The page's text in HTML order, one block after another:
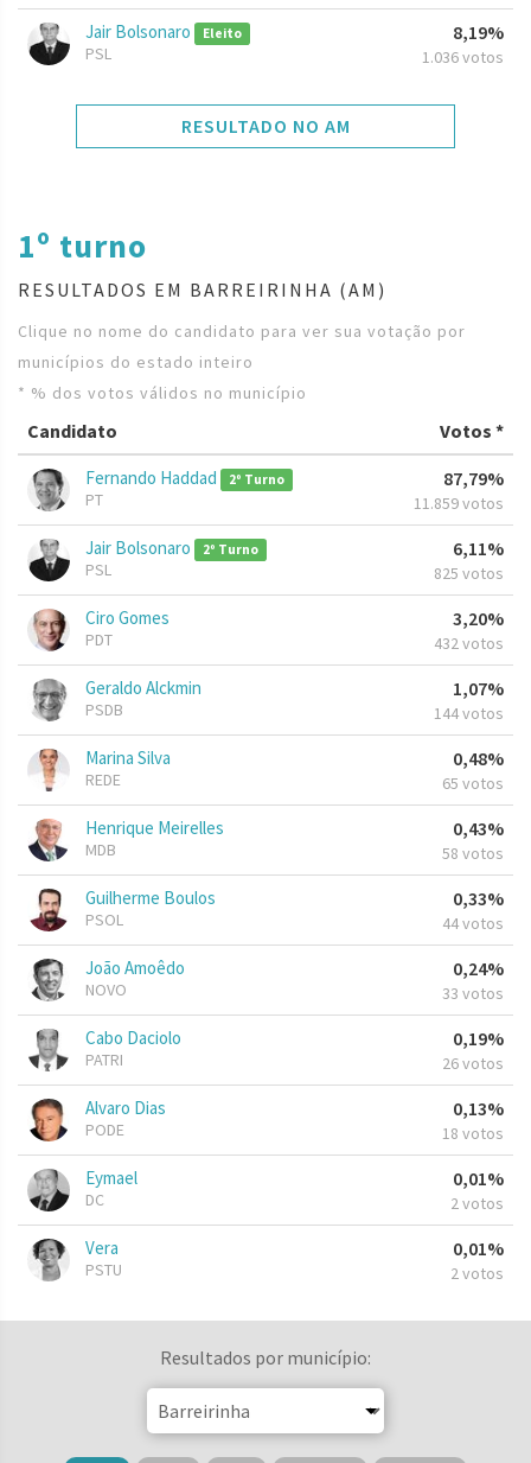
Jair Bolsonaro Eleito
PSL
8,19%
1.036 votos
RESULTADO NO AM
1º turno
RESULTADOS EM BARREIRINHA (AM)
Clique no nome do candidato para ver sua votação por
municípios do estado inteiro
* % dos votos válidos no município
Candidato Votos *
Fernando Haddad 2º Turno
PT
87,79%
11.859 votos
Jair Bolsonaro 2º Turno
PSL
6,11%
825 votos
Ciro Gomes
PDT
3,20%
432 votos
Geraldo Alckmin
PSDB
1,07%
144 votos
Marina Silva
REDE
0,48%
65 votos
Henrique Meirelles
MDB
0,43%
58 votos
Guilherme Boulos
PSOL
0,33%
44 votos
João Amoêdo
NOVO
0,24%
33 votos
Cabo Daciolo
PATRI
0,19%
26 votos
Alvaro Dias
PODE
0,13%
18 votos
Eymael
DC
0,01%
2 votos
Vera
PSTU
0,01%
2 votos
Resultados por município: